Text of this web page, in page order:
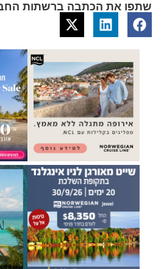
שתפו את הכתבה ברשתות